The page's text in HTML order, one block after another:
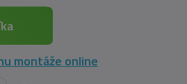
montáže online